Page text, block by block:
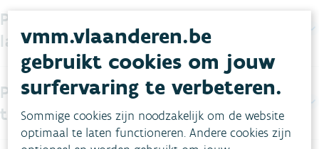
Projecten met een regenwateropvang
lager dan 300 m³
Projecten met een regenwateropvang
tussen 300 en 1.000 m³
vmm.vlaanderen.be
gebruikt cookies om jouw
surfervaring te verbeteren.
Sommige cookies zijn noodzakelijk om de website
optimaal te laten functioneren. Andere cookies zijn